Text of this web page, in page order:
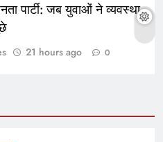
पार्टी: जब युवाओं ने व्यवस्था
21 hours ago 0